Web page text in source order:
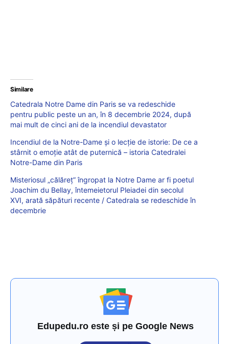
Similare
Catedrala Notre Dame din Paris se va redeschide
pentru public peste un an, în 8 decembrie 2024, după
mai mult de cinci ani de la incendiul devastator
Incendiul de la Notre-Dame și o lecție de istorie: De ce a
stârnit o emoție atât de puternică – istoria Catedralei
Notre-Dame din Paris
Misteriosul „călăreț” îngropat la Notre Dame ar fi poetul
Joachim du Bellay, întemeietorul Pleiadei din secolul
XVI, arată săpături recente / Catedrala se redeschide în
decembrie
Edupedu.ro este și pe Google News